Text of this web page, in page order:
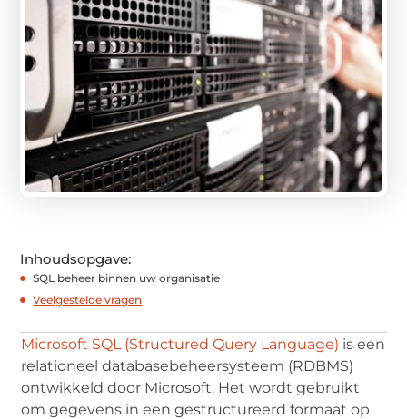
Inhoudsopgave:
SQL beheer binnen uw organisatie
Veelgestelde vragen
Microsoft SQL (Structured Query Language) is een
relationeel databasebeheersysteem (RDBMS)
ontwikkeld door Microsoft. Het wordt gebruikt
om gegevens in een gestructureerd formaat op